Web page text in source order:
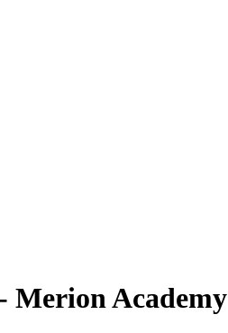
Merion Academy